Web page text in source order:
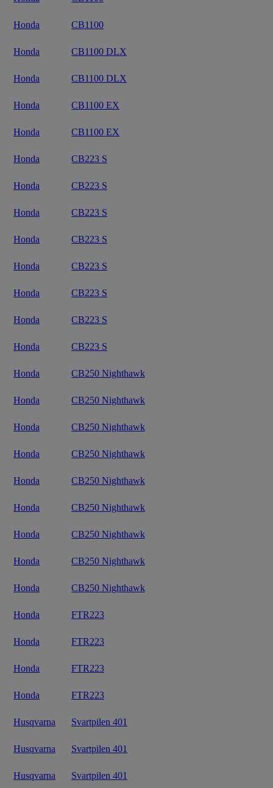
Honda CB1100
Honda CB1100 DLX
Honda CB1100 DLX
Honda CB1100 EX
Honda CB1100 EX
Honda CB223 S
Honda CB223 S
Honda CB223 S
Honda CB223 S
Honda CB223 S
Honda CB223 S
Honda CB223 S
Honda CB223 S
Honda CB250 Nighthawk
Honda CB250 Nighthawk
Honda CB250 Nighthawk
Honda CB250 Nighthawk
Honda CB250 Nighthawk
Honda CB250 Nighthawk
Honda CB250 Nighthawk
Honda CB250 Nighthawk
Honda CB250 Nighthawk
Honda FTR223
Honda FTR223
Honda FTR223
Honda FTR223
Husqvarna Svartpilen 401
Husqvarna Svartpilen 401
Husqvarna Svartpilen 401